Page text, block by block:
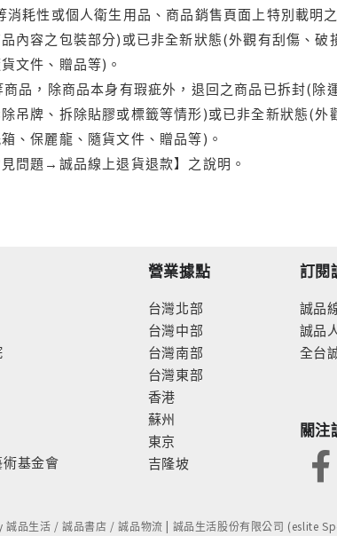
耗性或個人衛生用品、商品銷售頁面上特別載明
內容之包裝部分)或已非全新狀態(外觀有刮傷、
文件、贈品等)。
品，除商品本身有瑕疵外，退回之商品已拆封(
吊牌、拆除貼膠或標籤等情形)或已非全新狀態(
、保麗龍、隨貨文件、贈品等)。
問題→誠品線上退貨退款】之說明。
基金會
營業據點
台灣北部
台灣中部
台灣南部
台灣東部
香港
蘇州
東京
吉隆坡
訂閱
誠品
誠品
全台
關注
品生活 / 誠品書店 / 誠品物流 | 誠品生活股份有限公司 (eslite